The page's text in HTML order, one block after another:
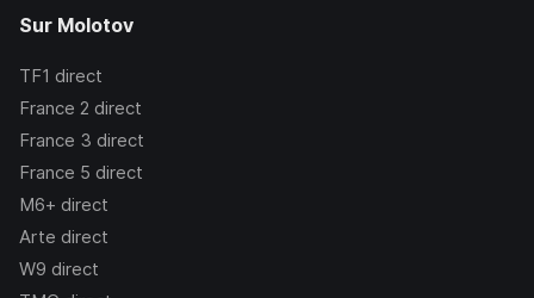
Sur Molotov
TF1 direct
France 2 direct
France 3 direct
France 5 direct
M6+ direct
Arte direct
W9 direct